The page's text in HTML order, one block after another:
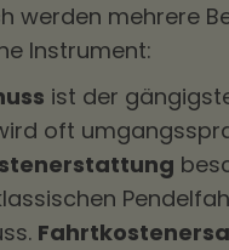
werden mehrere
Instrument:
ist der
oft